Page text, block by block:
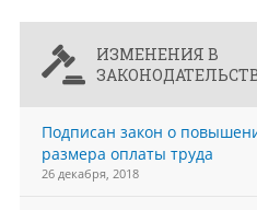
ИЗМЕНЕНИЯ В
Подписан закон о
размера оплаты труда
26 декабря, 2018